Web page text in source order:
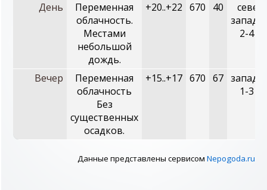
День
Переменная
облачность.
Местами
небольшой
дождь.
+20..+22 670 40
2-4
Вечер
Переменная
облачность
Без
существенных
осадков.
+15..+17 670 67
1-3
Данные представлены сервисом Nepogoda.ru